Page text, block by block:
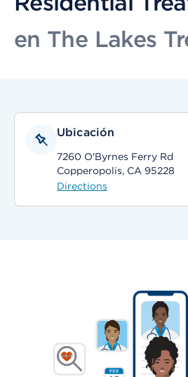
en The Lakes
Ubicación
7260 O'Byrnes Ferry Rd
Copperopolis, CA 95228
Directions